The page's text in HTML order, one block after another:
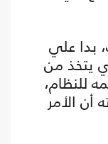
بدا علي
يتخذ من
للنظام،
أن الأمر